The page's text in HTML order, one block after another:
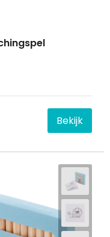
Bekijk